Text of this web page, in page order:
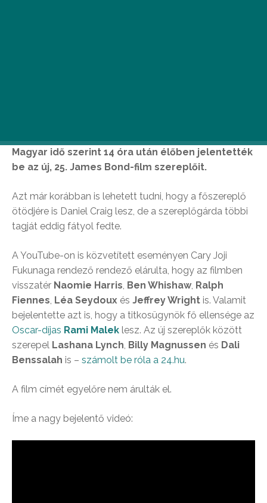
Magyar idő szerint 14 óra után élőben jelentették
be az új, 25. James Bond-film szereplőit.
Azt már korábban is lehetett tudni, hogy a főszereplő
ötödjére is Daniel Craig lesz, de a szereplőgárda többi
tagját eddig fátyol fedte.
A YouTube-on is közvetített eseményen Cary Joji
Fukunaga rendező rendező elárulta, hogy az filmben
visszatér Naomie Harris, Ben Whishaw, Ralph
Fiennes, Léa Seydoux és Jeffrey Wright is. Valamit
bejelentette azt is, hogy a titkosügynök fő ellensége az
Oscar-díjas Rami Malek lesz. Az új szereplők között
szerepel Lashana Lynch, Billy Magnussen és Dali
Benssalah is – számolt be róla a 24.hu.
A film címét egyelőre nem árulták el.
Íme a nagy bejelentő videó: